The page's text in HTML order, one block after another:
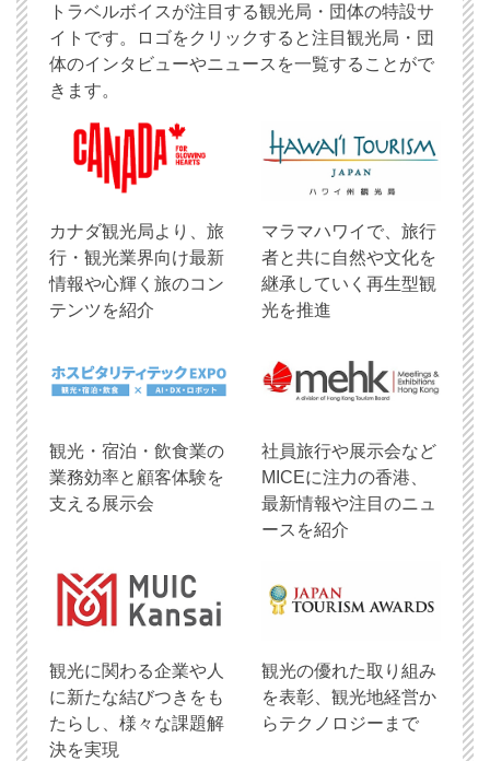
トラベルボイスが注目する観光局・団体の特設サ
イトです。ロゴをクリックすると注目観光局・団
体のインタビューやニュースを一覧することがで
きます。
​カナダ観光局より、旅
行・観光業界向け最新
情報や心輝く旅のコン
テンツを紹介
マラマハワイで、旅行
者と共に自然や文化を
継承していく再生型観
光を推進
観光・宿泊・飲食業の
業務効率と顧客体験を
支える展示会
社員旅行や展示会など
MICEに注力の香港、
最新情報や注目のニュ
ースを紹介
観光に関わる企業や人
に新たな結びつきをも
たらし、様々な課題解
決を実現
観光の優れた取り組み
を表彰、観光地経営か
らテクノロジーまで